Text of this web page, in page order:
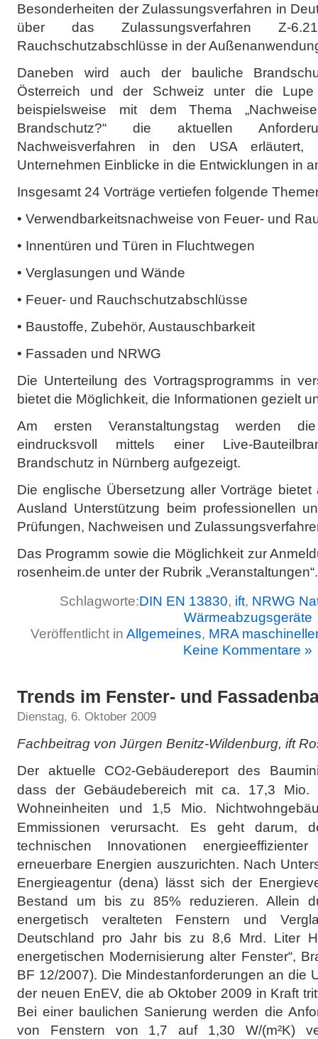
Besonderheiten der Zulassungsverfahren in
über das Zulassungsverfahren Z-
Rauchschutzabschlüsse in der
Daneben wird auch der bauliche
Österreich und der Schweiz unter die
beispielsweise mit dem Thema
Brandschutz?“ die aktuellen
Nachweisverfahren in den USA erläutert,
Unternehmen Einblicke in die Entwicklungen in
Insgesamt 24 Vorträge vertiefen folgende
• Verwendbarkeitsnachweise von Feuer- und
• Innentüren und Türen in Fluchtwegen
• Verglasungen und Wände
• Feuer- und Rauchschutzabschlüsse
• Baustoffe, Zubehör, Austauschbarkeit
• Fassaden und NRWG
Die Unterteilung des Vortragsprogramms in
bietet die Möglichkeit, die Informationen gezielt
Am ersten Veranstaltungstag werden
eindrucksvoll mittels einer Live-
Brandschutz in Nürnberg aufgezeigt.
Die englische Übersetzung aller Vorträge
Ausland Unterstützung beim professionellen
Prüfungen, Nachweisen und
Das Programm sowie die Möglichkeit zur
rosenheim.de unter der Rubrik „Veranstaltungen“.
Schlagworte:DIN EN 13830, ift, NRWG
Wärmeabzugsgeräte
Veröffentlicht in Allgemeines, MRA
Keine Kommentare »
Trends im Fenster- und
Dienstag, 6. Oktober 2009
Fachbeitrag von Jürgen Benitz-Wildenburg, ift
Der aktuelle CO2-Gebäudereport des
dass der Gebäudebereich mit ca. 17,3 Mio.
Wohneinheiten und 1,5 Mio.
Emmissionen verursacht. Es geht darum,
technischen Innovationen
erneuerbare Energien auszurichten. Nach
Energieagentur (dena) lässt sich der
Bestand um bis zu 85% reduzieren. Allein
energetisch veralteten Fenstern und
Deutschland pro Jahr bis zu 8,6 Mrd. Liter
energetischen Modernisierung alter Fenster“,
BF 12/2007). Die Mindestanforderungen an die
der neuen EnEV, die ab Oktober 2009 in Kraft
Bei einer baulichen Sanierung werden die
von Fenstern von 1,7 auf 1,30 W/(m²K)